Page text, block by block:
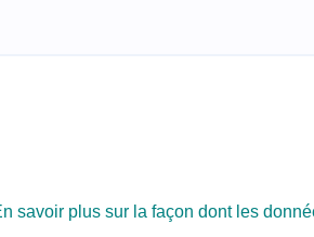
savoir plus sur la façon dont les